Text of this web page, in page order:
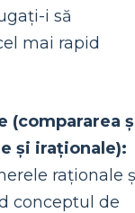
i să
mai rapid
(compararea
și iraționale):
raționale
conceptul de